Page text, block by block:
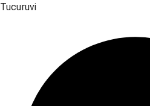
Tucuruvi